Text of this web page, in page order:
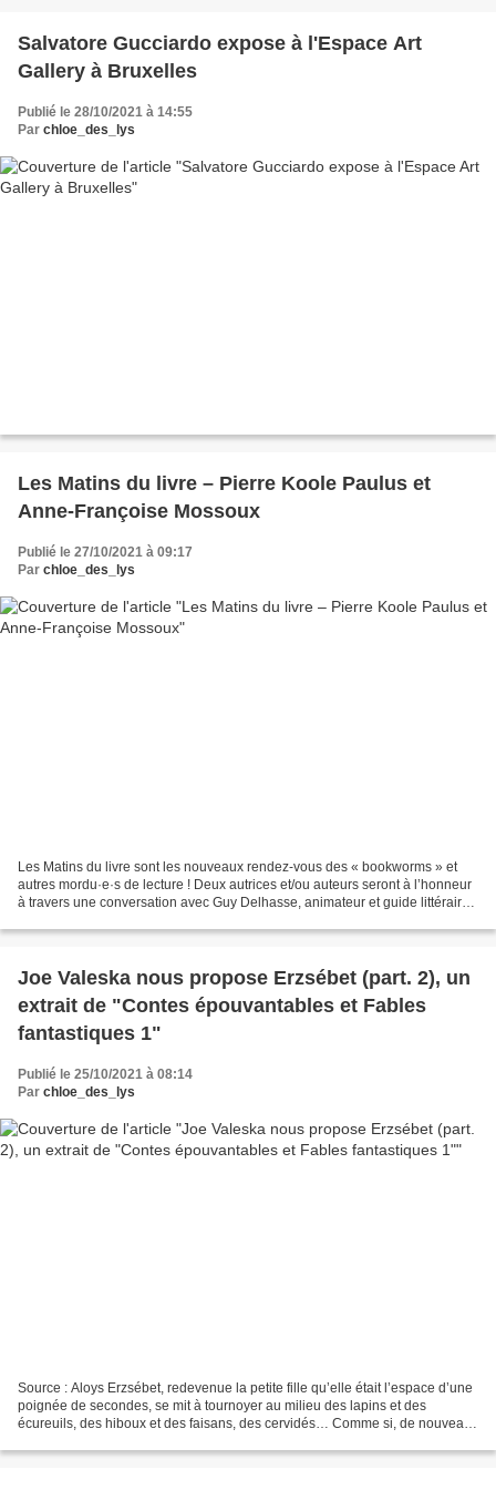
Salvatore Gucciardo expose à l'Espace Art
Gallery à Bruxelles
Publié le 28/10/2021 à 14:55
Par chloe_des_lys
Les Matins du livre – Pierre Koole Paulus et
Anne-Françoise Mossoux
Publié le 27/10/2021 à 09:17
Par chloe_des_lys
Les Matins du livre sont les nouveaux rendez-vous des « bookworms » et
autres mordu·e·s de lecture ! Deux autrices et/ou auteurs seront à l’honneur
à travers une conversation avec Guy Delhasse, animateur et guide littéraire.
Joe Valeska nous propose Erzsébet (part. 2), un
extrait de "Contes épouvantables et Fables
fantastiques 1"
Publié le 25/10/2021 à 08:14
Par chloe_des_lys
Source : Aloys Erzsébet, redevenue la petite fille qu’elle était l’espace d’une
poignée de secondes, se mit à tournoyer au milieu des lapins et des
écureuils, des hiboux et des faisans, des cervidés… Comme si, de nouveau,